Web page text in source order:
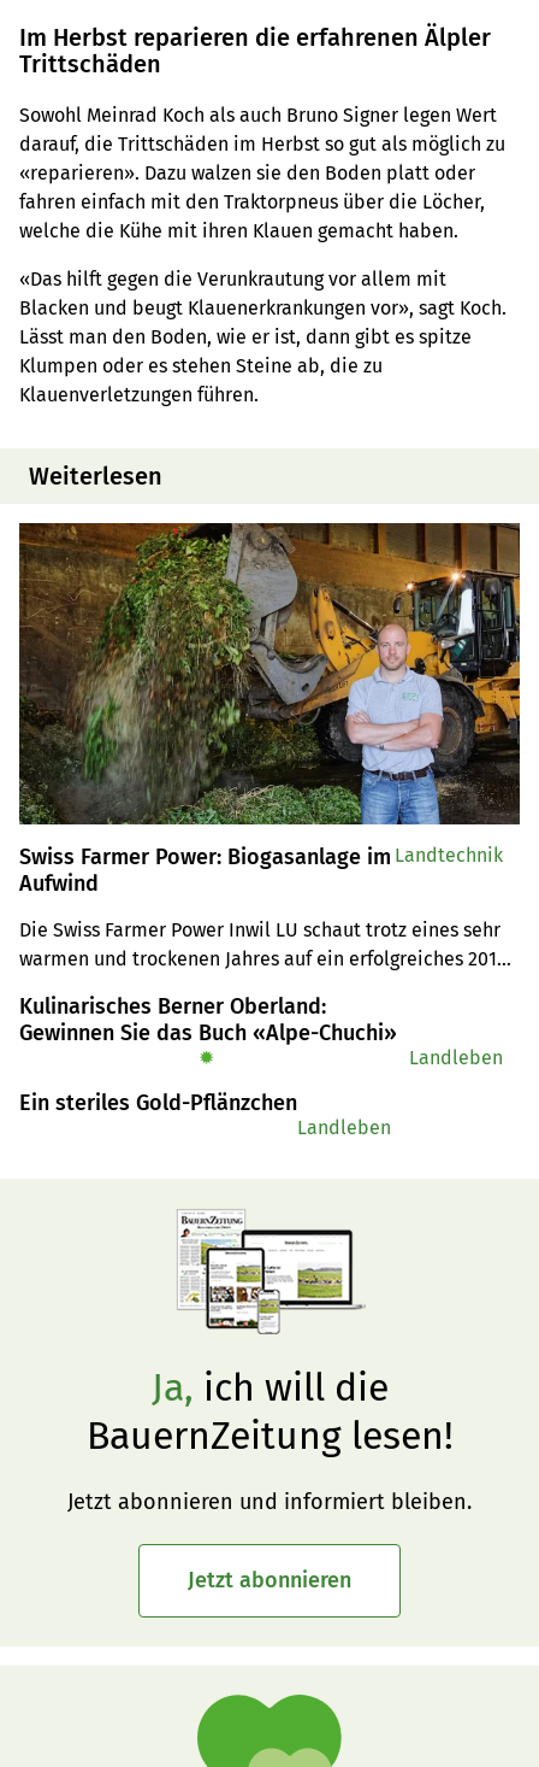
Im Herbst reparieren die erfahrenen Älpler
Trittschäden
Sowohl Meinrad Koch als auch Bruno Signer legen Wert
darauf, die Trittschäden im Herbst so gut als möglich zu
«reparieren». Dazu walzen sie den Boden platt oder
fahren einfach mit den Traktorpneus über die Löcher,
welche die Kühe mit ihren Klauen gemacht haben.
«Das hilft gegen die Verunkrautung vor allem mit
Blacken und beugt Klauenerkrankungen vor», sagt Koch.
Lässt man den Boden, wie er ist, dann gibt es spitze
Klumpen oder es stehen Steine ab, die zu
Klauenverletzungen führen.
Weiterlesen
Swiss Farmer Power: Biogasanlage im
Aufwind
Die Swiss Farmer Power Inwil LU schaut trotz eines sehr
warmen und trockenen Jahres auf ein erfolgreiches 2018
Blockheizkraftwerk erweitern.
Landtechnik
Kulinarisches Berner Oberland:
Gewinnen Sie das Buch «Alpe-Chuchi»
✹ Landleben
Ein steriles Gold-Pflänzchen
Landleben
Ja, ich will die
BauernZeitung lesen!
Jetzt abonnieren und informiert bleiben.
Jetzt abonnieren